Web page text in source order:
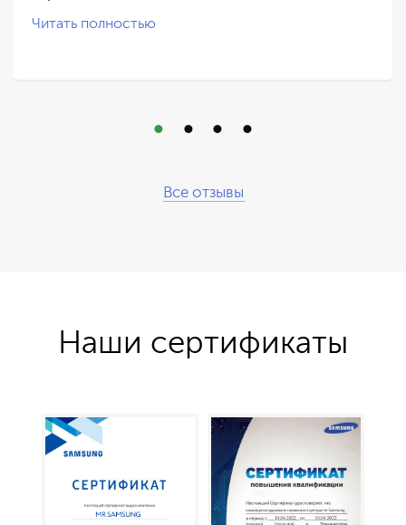
Читать полностью
Все отзывы
Наши сертификаты